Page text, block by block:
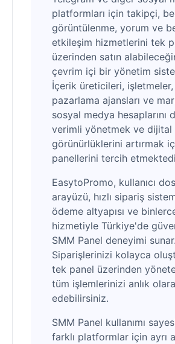
platformları için takipçi,
görüntülenme, yorum ve
etkileşim hizmetlerini tek
üzerinden satın
çevrim içi bir yönetim
İçerik üreticileri,
pazarlama ajansları ve
sosyal medya hesaplarını
verimli yönetmek ve dijital
görünürlüklerini artırmak
panellerini tercih
EasytoPromo, kullanıcı
arayüzü, hızlı sipariş
ödeme altyapısı ve
hizmetiyle Türkiye'de
SMM Panel deneyimi sunar.
Siparişlerinizi kolayca
tek panel üzerinden
tüm işlemlerinizi anlık
edebilirsiniz.
SMM Panel kullanımı
farklı platformlar için ayrı